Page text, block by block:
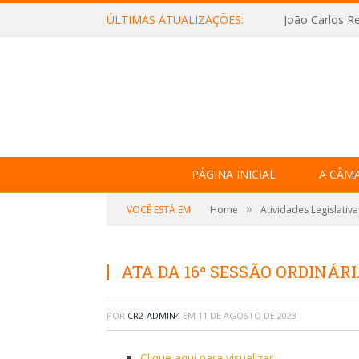
ÚLTIMAS ATUALIZAÇÕES: João Carlos
PÁGINA INICIAL A
VOCÊ ESTÁ EM: Home » Atividades
ATA DA 16ª SESSÃO
POR CR2-ADMIN4 EM 11 DE AGOSTO DE 2023